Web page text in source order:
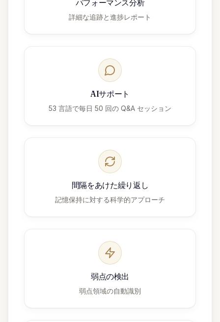
パフォーマンス分析
詳細な追跡と進捗レポート
AIサポート
53 言語で毎日 50 回の Q&A セッション
間隔をあけた繰り返し
記憶保持に対する科学的アプローチ
弱点の検出
弱点領域の自動識別